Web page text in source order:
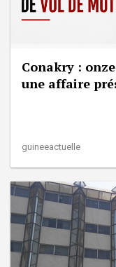
Conakry :
une affaire
guineeactuelle